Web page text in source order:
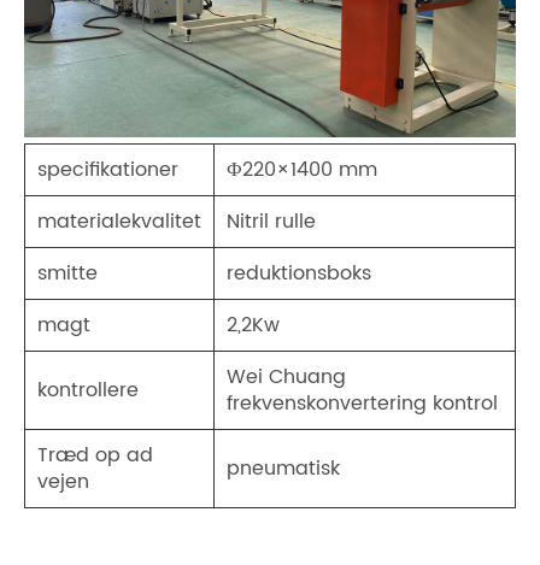
specifikationer
Ф220×1400 mm
materialekvalitet
Nitril rulle
smitte
reduktionsboks
magt
2,2Kw
kontrollere
Wei Chuang
frekvenskonvertering kontrol
Træd op ad
vejen
pneumatisk